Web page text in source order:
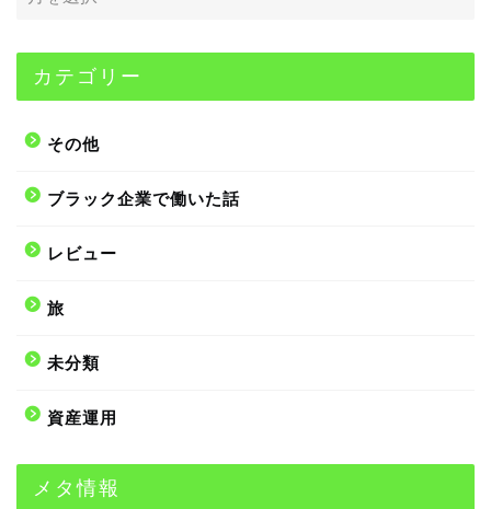
カテゴリー
その他
ブラック企業で働いた話
レビュー
旅
未分類
資産運用
メタ情報